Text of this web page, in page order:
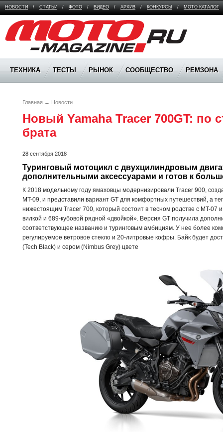
НОВОСТИ / СТАТЬИ / ФОТО / ВИДЕО / АРХИВ / КОНКУРСЫ / МОТО КАТАЛОГ
Moto Magazine
ТЕХНИКА ТЕСТЫ РЫНОК СООБЩЕСТВО РЕМЗОНА
Главная → Новости
Новый Yamaha Tracer 700GT: по
брата
28 сентября 2018
Туринговый мотоцикл с двухцилиндровым
дополнительными аксессуарами и готов к
К 2018 модельному году ямаховцы модернизировали Tracer 900,
MT-09, и представили вариант GT для комфортных путешествий, а
нижестоящим Tracer 700, который состоит в тесном родстве с MT-07
вилкой и 689-кубовой рядной «двойкой». Версия GT получила
соответствующее названию и туринговым амбициям. У нее более
регулируемое ветровое стекло и 20-литровые кофры. Байк будет
(Tech Black) и сером (Nimbus Grey) цвете